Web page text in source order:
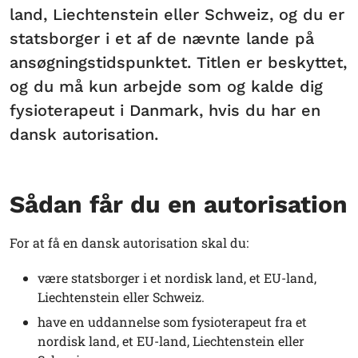
land, Liechtenstein eller Schweiz, og du er
statsborger i et af de nævnte lande på
ansøgningstidspunktet. Titlen er beskyttet,
og du må kun arbejde som og kalde dig
fysioterapeut i Danmark, hvis du har en
dansk autorisation.
Sådan får du en autorisation
For at få en dansk autorisation skal du:
være statsborger i et nordisk land, et EU-land,
Liechtenstein eller Schweiz.
have en uddannelse somfysioterapeutfra et
nordisk land, et EU-land, Liechtenstein eller